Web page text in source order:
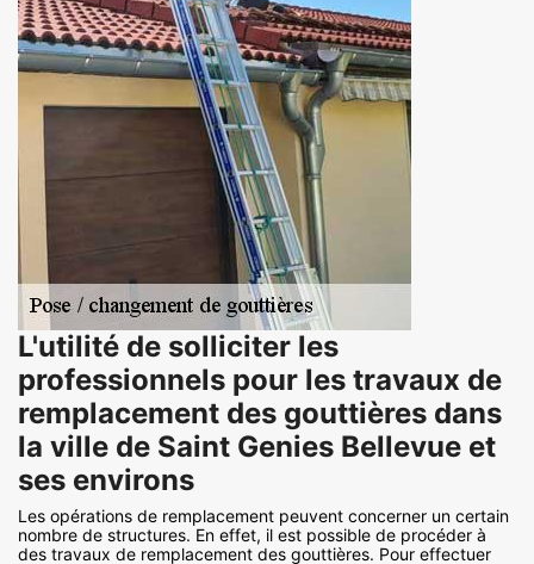
L'utilité de solliciter les
professionnels pour les travaux de
remplacement des gouttières dans
la ville de Saint Genies Bellevue et
ses environs
Les opérations de remplacement peuvent concerner un certain
nombre de structures. En effet, il est possible de procéder à
des travaux de remplacement des gouttières. Pour effectuer